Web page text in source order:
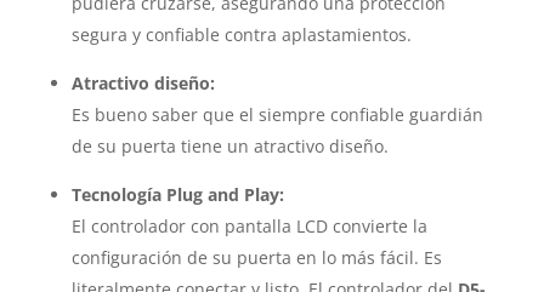
segura y confiable contra aplastamientos.
Atractivo diseño:
Es bueno saber que el siempre confiable guardián
de su puerta tiene un atractivo diseño.
Tecnología Plug and Play:
El controlador con pantalla LCD convierte la
configuración de su puerta en lo más fácil. Es